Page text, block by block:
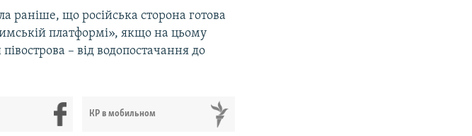
раніше, що російська сторона готова
платформі», якщо на цьому
– від водопостачання до
КР в мобильном